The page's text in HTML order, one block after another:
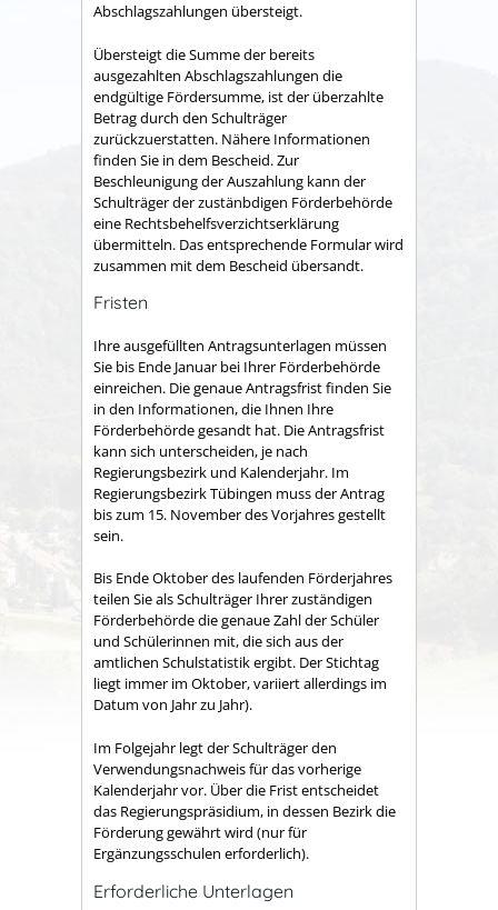
Abschlagszahlungen übersteigt.
Übersteigt die Summe der bereits
ausgezahlten Abschlagszahlungen die
endgültige Fördersumme, ist der überzahlte
Betrag durch den Schulträger
zurückzuerstatten. Nähere Informationen
finden Sie in dem Bescheid. Zur
Beschleunigung der Auszahlung kann der
Schulträger der zustänbdigen Förderbehörde
eine Rechtsbehelfsverzichtserklärung
übermitteln. Das entsprechende Formular wird
zusammen mit dem Bescheid übersandt.
Fristen
Ihre ausgefüllten Antragsunterlagen müssen
Sie bis Ende Januar bei Ihrer Förderbehörde
einreichen. Die genaue Antragsfrist finden Sie
in den Informationen, die Ihnen Ihre
Förderbehörde gesandt hat. Die Antragsfrist
kann sich unterscheiden, je nach
Regierungsbezirk und Kalenderjahr. Im
Regierungsbezirk Tübingen muss der Antrag
bis zum 15. November des Vorjahres gestellt
sein.
Bis Ende Oktober des laufenden Förderjahres
teilen Sie als Schulträger Ihrer zuständigen
Förderbehörde die genaue Zahl der Schüler
und Schülerinnen mit, die sich aus der
amtlichen Schulstatistik ergibt. Der Stichtag
liegt immer im Oktober, variiert allerdings im
Datum von Jahr zu Jahr).
Im Folgejahr legt der Schulträger den
Verwendungsnachweis für das vorherige
Kalenderjahr vor. Über die Frist entscheidet
das Regierungspräsidium, in dessen Bezirk die
Förderung gewährt wird (nur für
Ergänzungsschulen erforderlich).
Erforderliche Unterlagen